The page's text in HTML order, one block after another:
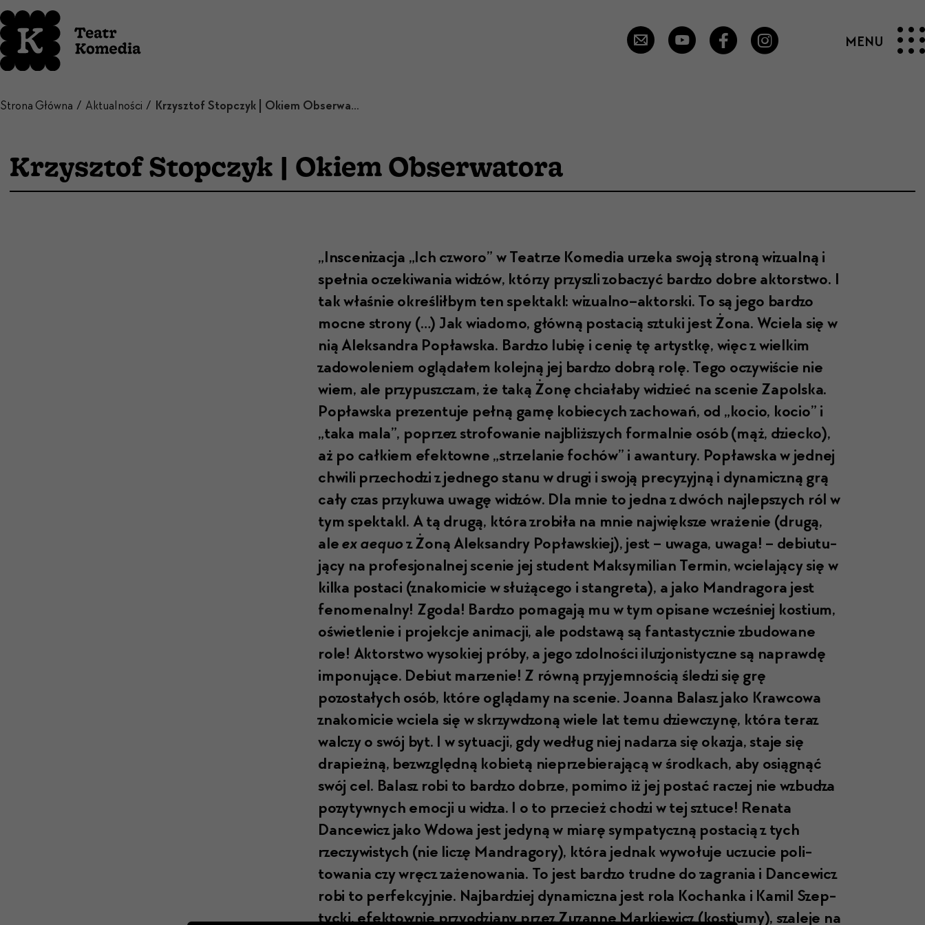
Strona Główna Aktualności Krzysztof Stopczyk | Okiem Obserwatora
Krzysztof Stopczyk | Okiem Obserwatora
„Insc­eniza­c­ja „Ich czworo” w Teatrze Kome­dia urze­ka swo­ją stroną wiz­ual­ną i
speł­nia oczeki­wa­nia widzów, którzy przys­zli zobaczyć bard­zo dobre aktorstwo. I
tak właśnie określiłbym ten spek­takl: wizualno–aktorski. To są jego bard­zo
moc­ne strony (…) Jak wiado­mo, główną postacią sztu­ki jest Żona. Wciela się w
nią Alek­san­dra Popławska. Bard­zo lubię i cenię tę artys­tkę, więc z wielkim
zad­owole­niem oglą­dałem kole­jną jej bard­zo dobrą rolę. Tego oczy­wiś­cie nie
wiem, ale przy­puszczam, że taką Żonę chci­ała­by widzieć na sce­nie Zapol­s­ka.
Popławska prezen­tu­je pełną gamę kobiecych zachowań, od „kocio, kocio” i
„taka mala”, poprzez stro­fowanie najbliższych for­mal­nie osób (mąż, dziecko),
aż po całkiem efek­towne „strze­lanie fochów” i awan­tu­ry. Popławska w jed­nej
chwili prze­chodzi z jed­nego stanu w dru­gi i swo­ją pre­cyzyjną i dynam­iczną grą
cały czas przykuwa uwagę widzów. Dla mnie to jed­na z dwóch najlep­szych ról w
tym spek­takl. A tą drugą, która zro­biła na mnie najwięk­sze wraże­nie (drugą,
aleex aequoz Żoną Alek­sandry Popławskiej), jest – uwa­ga, uwa­ga! – debi­u­tu­
ją­cy na pro­fesjon­al­nej sce­nie jej stu­dent Maksy­mil­ian Ter­min, wciela­ją­cy się w
kil­ka postaci (znakomi­cie w służącego i stan­gre­ta), a jako Man­drago­ra jest
fenom­e­nal­ny! Zgo­da! Bard­zo poma­ga­ją mu w tym opisane wcześniej kostium,
oświ­etle­nie i pro­jekc­je ani­macji, ale pod­stawą są fan­tasty­cznie zbu­dowane
role! Aktorstwo wysok­iej pró­by, a jego zdol­noś­ci iluzjon­isty­czne są naprawdę
imponu­jące. Debi­ut marze­nie! Z równą przy­jem­noś­cią śledzi się grę
pozostałych osób, które oglą­damy na sce­nie. Joan­na Bal­asz jako Kraw­cowa
znakomi­cie wciela się w skrzy­wd­zoną wiele lat temu dziew­czynę, która ter­az
wal­czy o swój byt. I w sytu­acji, gdy według niej nadarza się okaz­ja, sta­je się
drapieżną, bezwzględ­ną kobi­etą nieprze­bier­a­jącą w środ­kach, aby osiągnąć
swój cel. Bal­asz robi to bard­zo dobrze, pomi­mo iż jej postać raczej nie wzbudza
pozy­ty­wnych emocji u widza. I o to prze­cież chodzi w tej sztuce! Rena­ta
Dancewicz jako Wdowa jest jedyną w miarę sym­pa­ty­czną postacią z tych
rzeczy­wistych (nie liczę Man­drago­ry), która jed­nak wywołu­je uczu­cie poli­
towa­nia czy wręcz zażenowa­nia. To jest bard­zo trudne do zagra­nia i Dancewicz
robi to per­fek­cyjnie. Najbardziej dynam­icz­na jest rola Kochanka i Kamil Szep­
ty­c­ki, efek­town­ie przy­o­dziany przez Zuzan­nę Markiewicz (kostiumy), sza­le­je na